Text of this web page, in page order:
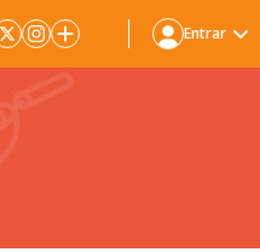
Entrar